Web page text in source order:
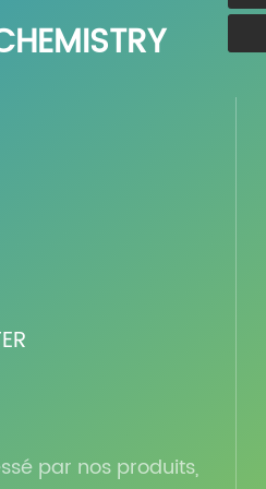
par nos produits,